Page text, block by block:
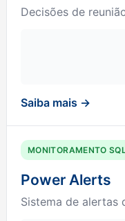
Decisões de
Saiba mais →
MONITORAMENTO
Power Alerts
Sistema de alertas